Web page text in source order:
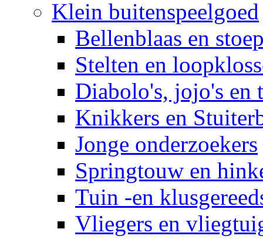
Klein buitenspeelgoed
Bellenblaas en
Stelten en
Diabolo's, jojo's en
Knikkers en
Jonge onderzoekers
Springtouw en
Tuin -en
Vliegers en